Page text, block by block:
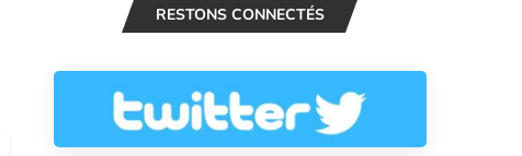
RESTONS CONNECTÉS